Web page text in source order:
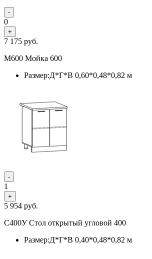
-
0
+
7 175 руб.
М600 Мойка 600
Размер:Д*Г*В 0,60*0,48*0,82 м
-
1
+
5 954 руб.
С400У Стол открытый угловой 400
Размер:Д*Г*В 0,40*0,48*0,82 м